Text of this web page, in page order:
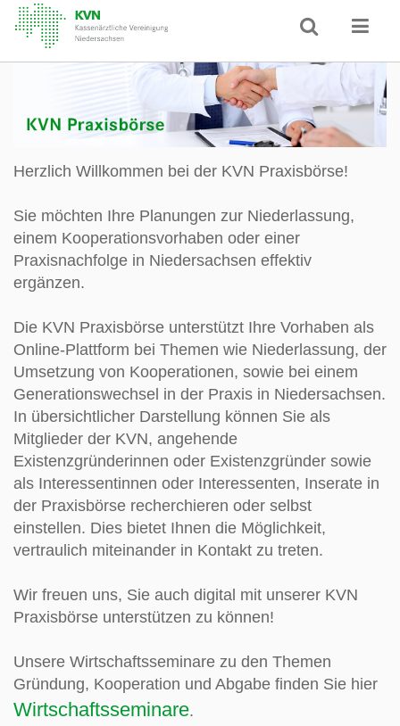
Herzlich Willkommen bei der KVN Praxisbörse!
Sie möchten Ihre Planungen zur Niederlassung,
einem Kooperationsvorhaben oder einer
Praxisnachfolge in Niedersachsen effektiv
ergänzen.
Die KVN Praxisbörse unterstützt Ihre Vorhaben als
Online-Plattform bei Themen wie Niederlassung, der
Umsetzung von Kooperationen, sowie bei einem
Generationswechsel in der Praxis in Niedersachsen.
In übersichtlicher Darstellung können Sie als
Mitglieder der KVN, angehende
Existenzgründerinnen oder Existenzgründer sowie
als Interessentinnen oder Interessenten, Inserate in
der Praxisbörse recherchieren oder selbst
einstellen. Dies bietet Ihnen die Möglichkeit,
vertraulich miteinander in Kontakt zu treten.
Wir freuen uns, Sie auch digital mit unserer KVN
Praxisbörse unterstützen zu können!
Unsere Wirtschaftsseminare zu den Themen
Gründung, Kooperation und Abgabe finden Sie hier
Wirtschaftsseminare.